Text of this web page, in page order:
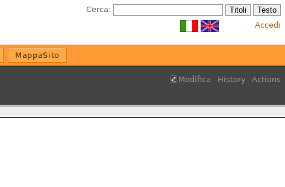
Cerca:
Accedi
MappaSito
Modifica History Actions